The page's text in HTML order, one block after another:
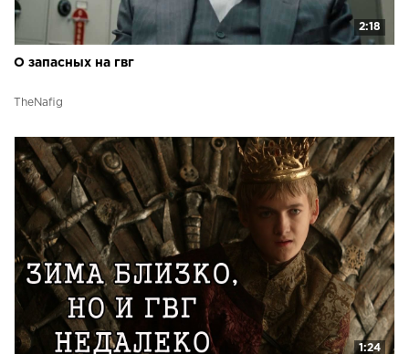
2:18
О запасных на гвг
TheNafig
1:24